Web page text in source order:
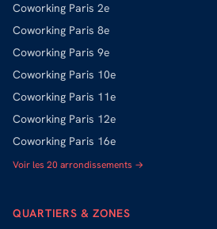
Coworking Paris 2e
Coworking Paris 8e
Coworking Paris 9e
Coworking Paris 10e
Coworking Paris 11e
Coworking Paris 12e
Coworking Paris 16e
Voir les 20 arrondissements →
QUARTIERS & ZONES